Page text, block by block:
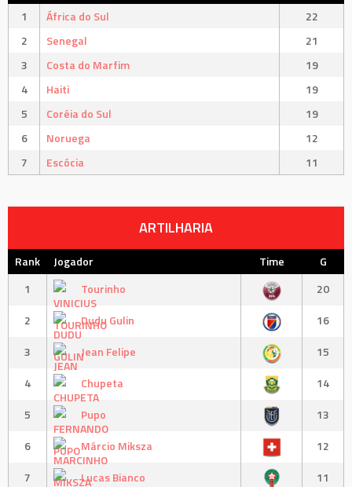
1
África do Sul
22
2
Senegal
21
3
Costa do Marfim
19
4
Haiti
19
5
Coréia do Sul
19
6
Noruega
12
7
Escócia 11
ARTILHARIA
Rank Jogador Time
G
1
Tourinho
20
2
Dudu Gulin
16
3
Jean Felipe
15
4
Chupeta
14
5
Pupo
13
6
Márcio Miksza
12
7
Lucas Bianco
11